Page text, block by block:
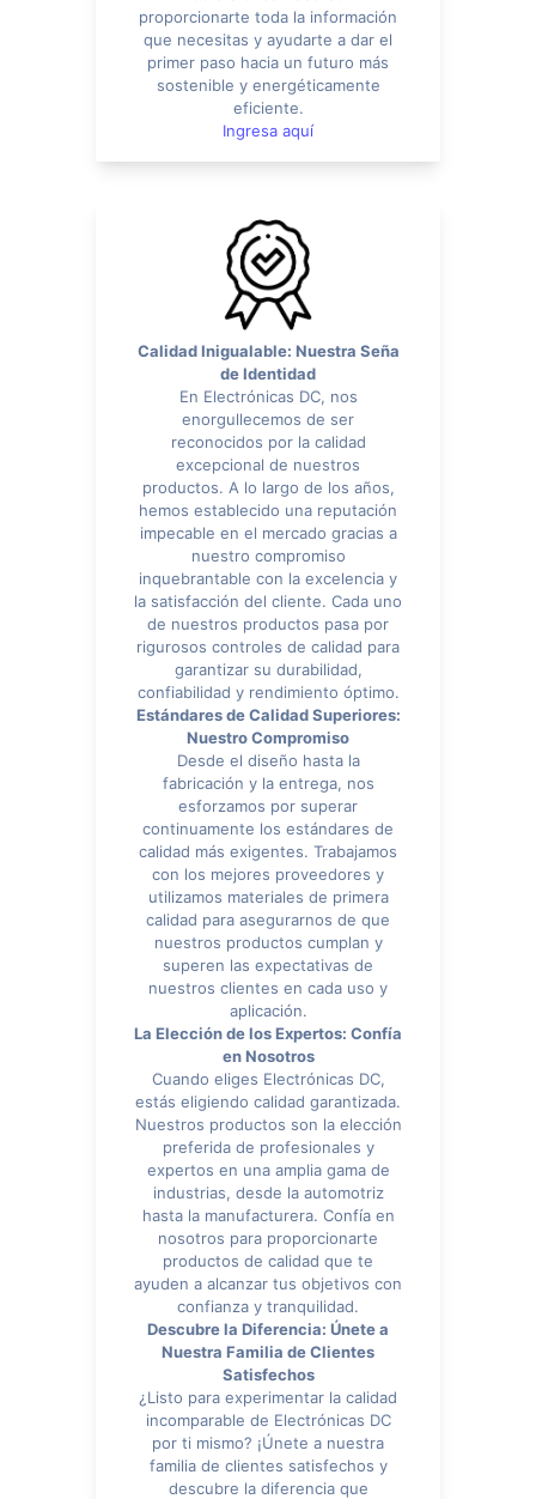
proporcionarte toda la información
que necesitas y ayudarte a dar el
primer paso hacia un futuro más
sostenible y energéticamente
eficiente.
Ingresa aquí
Calidad Inigualable: Nuestra Seña
de Identidad
En Electrónicas DC, nos
enorgullecemos de ser
reconocidos por la calidad
excepcional de nuestros
productos. A lo largo de los años,
hemos establecido una reputación
impecable en el mercado gracias a
nuestro compromiso
inquebrantable con la excelencia y
la satisfacción del cliente. Cada uno
de nuestros productos pasa por
rigurosos controles de calidad para
garantizar su durabilidad,
confiabilidad y rendimiento óptimo.
Estándares de Calidad Superiores:
Nuestro Compromiso
Desde el diseño hasta la
fabricación y la entrega, nos
esforzamos por superar
continuamente los estándares de
calidad más exigentes. Trabajamos
con los mejores proveedores y
utilizamos materiales de primera
calidad para asegurarnos de que
nuestros productos cumplan y
superen las expectativas de
nuestros clientes en cada uso y
aplicación.
La Elección de los Expertos: Confía
en Nosotros
Cuando eliges Electrónicas DC,
estás eligiendo calidad garantizada.
Nuestros productos son la elección
preferida de profesionales y
expertos en una amplia gama de
industrias, desde la automotriz
hasta la manufacturera. Confía en
nosotros para proporcionarte
productos de calidad que te
ayuden a alcanzar tus objetivos con
confianza y tranquilidad.
Descubre la Diferencia: Únete a
Nuestra Familia de Clientes
Satisfechos
¿Listo para experimentar la calidad
incomparable de Electrónicas DC
por ti mismo? ¡Únete a nuestra
familia de clientes satisfechos y
descubre la diferencia que